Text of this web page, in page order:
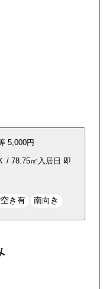
5,000円
/ 78.75㎡ 入居日 即
き有 南向き